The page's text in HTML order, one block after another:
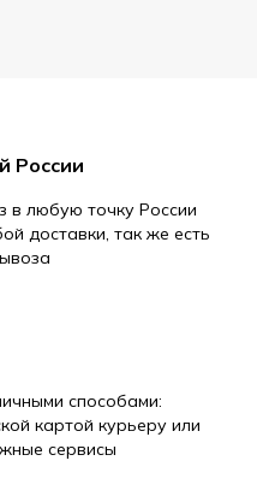
России
в любую точку России
доставки, так же есть
способами:
картой курьеру или
сервисы